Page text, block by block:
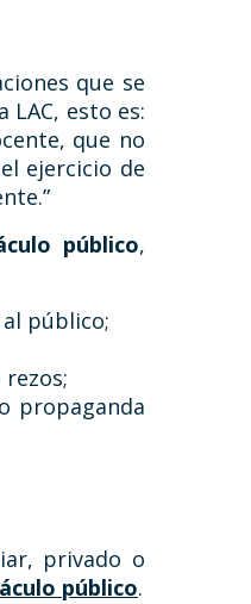
que se
esto es:
que no
ejercicio de
público,
público;
propaganda
privado o
público.